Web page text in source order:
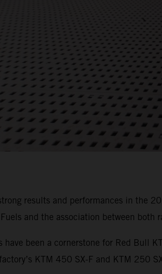
results and performances in the
and the association between both
have been a cornerstone for Red Bull
KTM 450 SX-F and KTM 250